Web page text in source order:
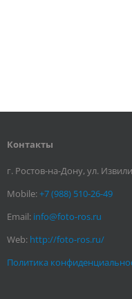
Контакты
г. Ростов-на-Дону, ул.
Mobile:+7 (988) 510-26-49
Email: info@foto-ros.ru
Web: http://foto-ros.ru/
Политика